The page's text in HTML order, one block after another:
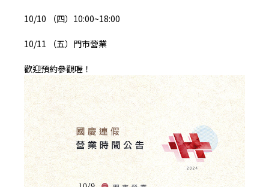
10/10 （四）10:00~18:00
10/11 （五）門市營業
歡迎預約參觀喔！